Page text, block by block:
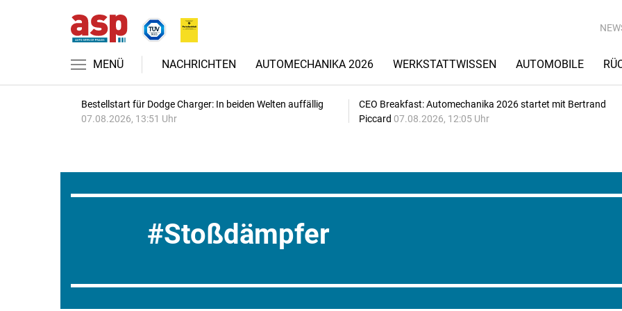
MENÜ NACHRICHTEN AUTOMECHANIKA 2026 WERKSTATTWISSEN AUTOMOBILE
Bestellstart für Dodge Charger: In beiden Welten auffällig
07.08.2026, 13:51 Uhr
CEO Breakfast: Automechanika 2026 startet mit Bertrand
Piccard 07.08.2026, 12:05 Uhr
Stoßdämpfer